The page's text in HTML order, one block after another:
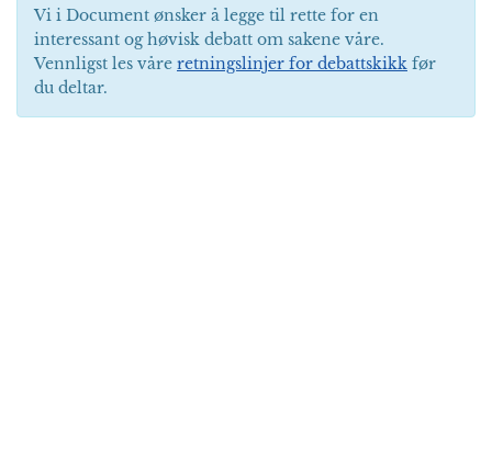
Vi i Document ønsker å legge til rette for en
interessant og høvisk debatt om sakene våre.
Vennligst les våre retningslinjer for debattskikk før
du deltar.